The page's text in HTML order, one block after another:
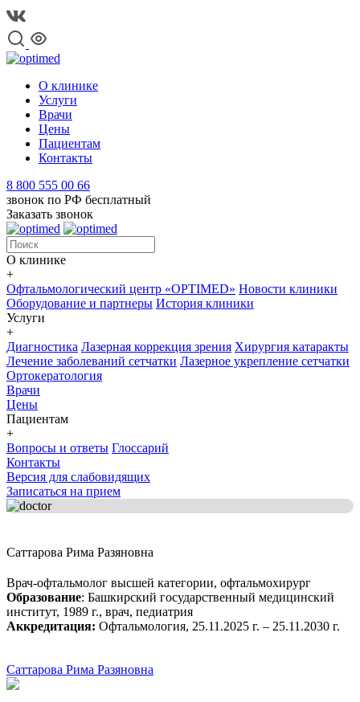
О клинике
Услуги
Врачи
Цены
Пациентам
Контакты
8 800 555 00 66
звонок по РФ бесплатный
Заказать звонок
О клинике
+
Офтальмологический центр «OPTIMED» Новости клиники
Оборудование и партнеры История клиники
Услуги
+
Диагностика Лазерная коррекция зрения Хирургия катаракты
Лечение заболеваний сетчатки Лазерное укрепление сетчатки
Ортокератология
Врачи
Цены
Пациентам
+
Вопросы и ответы Глоссарий
Контакты
Версия для слабовидящих
Записаться на прием
Саттарова Рима Разяновна
Врач-офтальмолог высшей категории, офтальмохирург
Образование: Башкирский государственный медицинский
институт, 1989 г., врач, педиатрия
Аккредитация: Офтальмология, 25.11.2025 г. – 25.11.2030 г.
Саттарова Рима Разяновна